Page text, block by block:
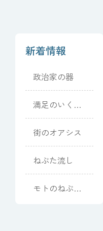
新着情報
政治家の器
満足のいく式
になりました
街のオアシス
ねぶた流し
モトのねぶた